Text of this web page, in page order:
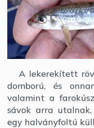
A lekerekített
domború, és
valamint a
sávok arra
egy halványfoltú